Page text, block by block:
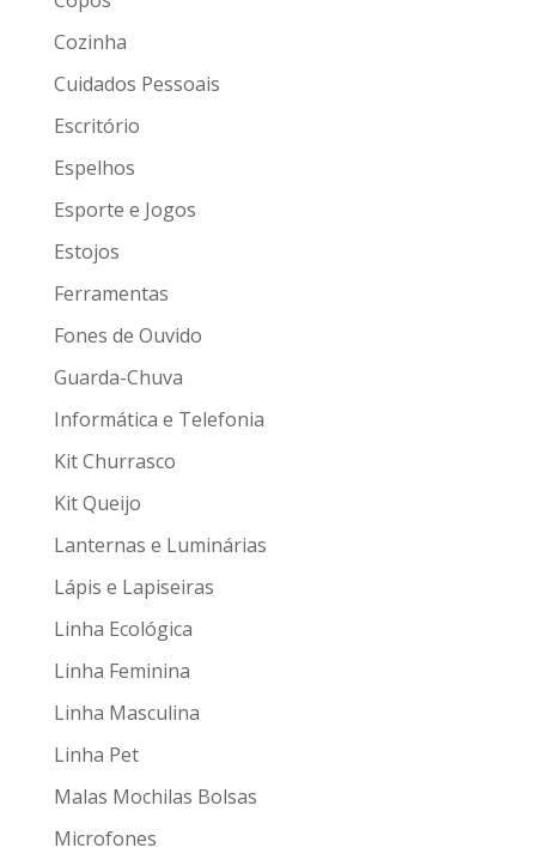
Cozinha
Cuidados Pessoais
Escritório
Espelhos
Esporte e Jogos
Estojos
Ferramentas
Fones de Ouvido
Guarda-Chuva
Informática e Telefonia
Kit Churrasco
Kit Queijo
Lanternas e Luminárias
Lápis e Lapiseiras
Linha Ecológica
Linha Feminina
Linha Masculina
Linha Pet
Malas Mochilas Bolsas
Microfones